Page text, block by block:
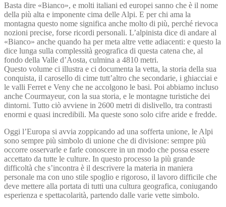
Basta dire «Bianco», e molti italiani ed europei sanno che è il nome
della più alta e imponente cima delle Alpi. E per chi ama la
montagna questo nome significa anche molto di più, perché rievoca
nozioni precise, forse ricordi personali. L’alpinista dice di andare al
«Bianco» anche quando ha per meta altre vette adiacenti: e questo la
dice lunga sulla complessità geografica di questa catena che, al
fondo della Valle d’Aosta, culmina a 4810 metri.
Questo volume ci illustra e ci documenta la vetta, la storia della sua
conquista, il carosello di cime tutt’altro che secondarie, i ghiacciai e
le valli Ferret e Veny che ne accolgono le basi. Poi abbiamo incluso
anche Courmayeur, con la sua storia, e le montagne turistiche dei
dintorni. Tutto ciò avviene in 2600 metri di dislivello, tra contrasti
enormi e quasi incredibili. Ma queste sono solo cifre aride e fredde.
Oggi l’Europa si avvia zoppicando ad una sofferta unione, le Alpi
sono sempre più simbolo di unione che di divisione: sempre più
occorre osservarle e farle conoscere in un modo che possa essere
accetta­to da tutte le culture. In questo processo la più grande
difficoltà che s’incontra è il descrivere la materia in maniera
personale ma con uno stile spoglio e rigoroso, il lavoro difficile che
deve mettere alla portata di tutti una cultura geografica, coniu­gando
esperienza e spettacolarità, partendo dalle varie vette simbolo.